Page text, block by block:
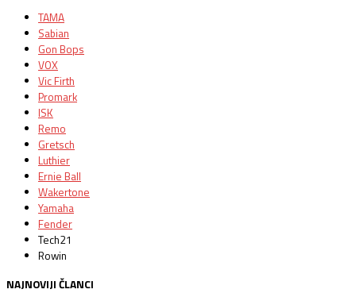
TAMA
Sabian
Gon Bops
VOX
Vic Firth
Promark
ISK
Remo
Gretsch
Luthier
Ernie Ball
Wakertone
Yamaha
Fender
Tech21
Rowin
NAJNOVIJI ČLANCI